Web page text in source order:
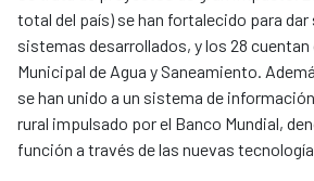
total del país) se han fortalecido para
sistemas desarrollados, y los 28
Municipal de Agua y Saneamiento.
se han unido a un sistema de
rural impulsado por el Banco Mundial,
función a través de las nuevas